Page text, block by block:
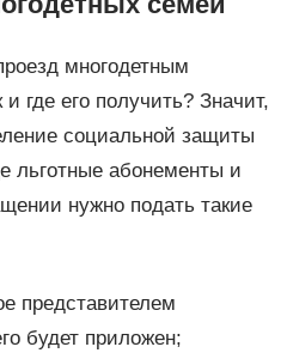
многодетным
и где его получить? Значит,
социальной защиты
льготные абонементы и
нужно подать такие
представителем
будет приложен;